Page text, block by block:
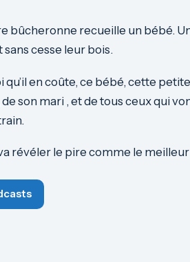
bûcheronne recueille un bébé.
cesse leur bois.
qu’il en coûte, ce bébé, cette
son mari , et de tous ceux qui
révéler le pire comme le